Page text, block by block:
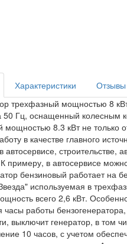
Характеристики Отзывы
трехфазный мощностью 8
50 Гц, оснащенный
мощностью 8.3 кВт не только
в качестве главного
автосервисе,
примеру, в автосервисе
бензиновый работает на
используемая в
всего 2,6 кВт.
часы работы
выключит генератор, в том
10 часов, с учетом